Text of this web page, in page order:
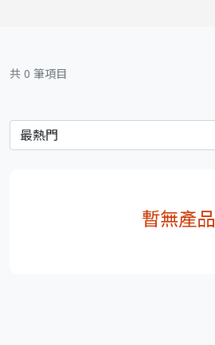
共 0 筆項目
暫無產品